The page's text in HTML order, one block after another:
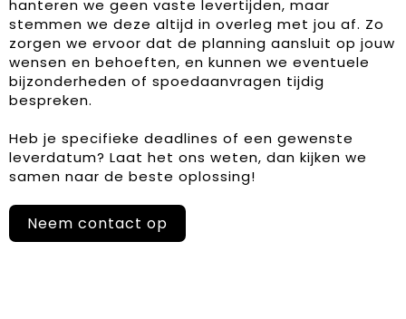
hanteren we geen vaste levertijden, maar
stemmen we deze altijd in overleg met jou af. Zo
zorgen we ervoor dat de planning aansluit op jouw
wensen en behoeften, en kunnen we eventuele
bijzonderheden of spoedaanvragen tijdig
bespreken.
Heb je specifieke deadlines of een gewenste
leverdatum? Laat het ons weten, dan kijken we
samen naar de beste oplossing!
Neem contact op